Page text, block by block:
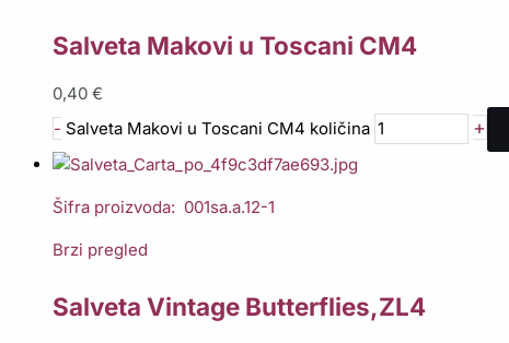
Salveta Makovi u Toscani CM4
0,40 €
- Salveta Makovi u Toscani CM4 količina +
Šifra proizvoda: 001sa.a.12-1
Brzi pregled
Salveta Vintage Butterflies,ZL4